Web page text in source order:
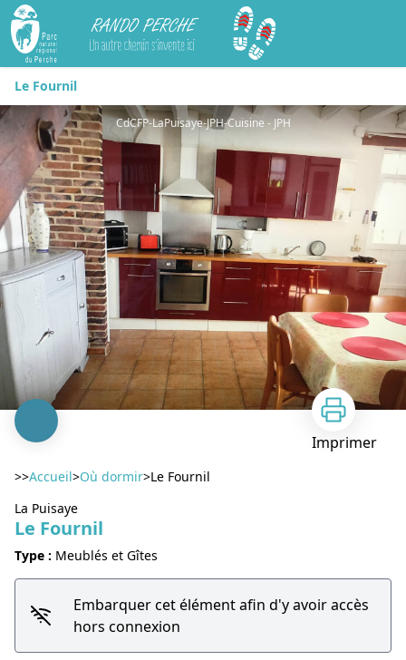
Rando Perche
Le Fournil
CdCFP-LaPuisaye-JPH-Cuisine - JPH
Imprimer
>>Accueil>Où dormir>Le Fournil
La Puisaye
Le Fournil
Type : Meublés et Gîtes
Embarquer cet élément afin d'y avoir accès
hors connexion